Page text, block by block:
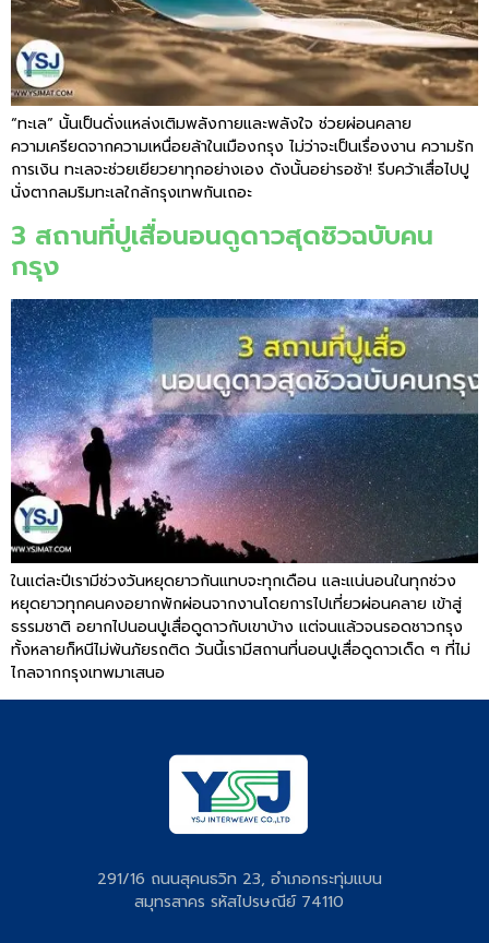
“ทะเล” นั้นเป็นดั่งแหล่งเติมพลังกายและพลังใจ ช่วยผ่อนคลาย
ความเครียดจากความเหนื่อยล้าในเมืองกรุง ไม่ว่าจะเป็นเรื่องงาน ความรัก
การเงิน ทะเลจะช่วยเยียวยาทุกอย่างเอง ดังนั้นอย่ารอช้า! รีบคว้าเสื่อไปปู
นั่งตากลมริมทะเลใกล้กรุงเทพกันเถอะ
3 สถานที่ปูเสื่อนอนดูดาวสุดชิวฉบับคน
กรุง
ในแต่ละปีเรามีช่วงวันหยุดยาวกันแทบจะทุกเดือน และแน่นอนในทุกช่วง
หยุดยาวทุกคนคงอยากพักผ่อนจากงานโดยการไปเที่ยวผ่อนคลาย เข้าสู่
ธรรมชาติ อยากไปนอนปูเสื่อดูดาวกับเขาบ้าง แต่จนแล้วจนรอดชาวกรุง
ทั้งหลายก็หนีไม่พ้นภัยรถติด วันนี้เรามีสถานที่นอนปูเสื่อดูดาวเด็ด ๆ ที่ไม่
ไกลจากกรุงเทพมาเสนอ
291/16 ถนนสุคนธวิท 23, อำเภอกระทุ่มแบน
สมุทรสาคร รหัสไปรษณีย์ 74110